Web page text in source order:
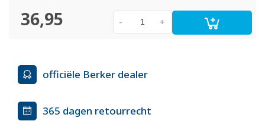
36,95 +
-
officiële Berker dealer
365 dagen retourrecht